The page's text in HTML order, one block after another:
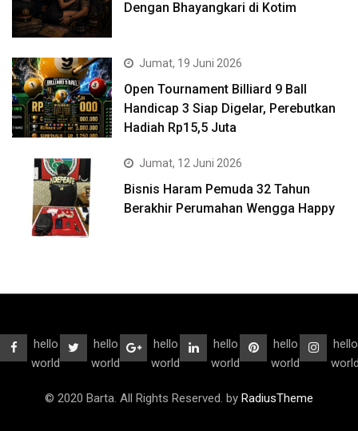
Dengan Bhayangkari di Kotim
Jumat, 19 Juni 2026
Open Tournament Billiard 9 Ball
Handicap 3 Siap Digelar, Perebutkan
Hadiah Rp15,5 Juta
Jumat, 12 Juni 2026
Bisnis Haram Pemuda 32 Tahun
Berakhir Perumahan Wengga Happy
hello
world
hello
world
hello
world
hello
world
hello
world
hello
© 2020 Barta. All Rights Reserved. by RadiusTheme